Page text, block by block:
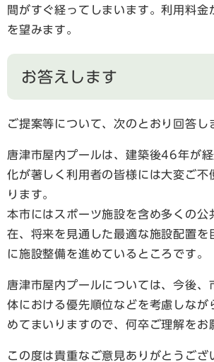
間がすぐ経ってしまいます。利用料金
を望みます。
お答えします
ご提案等について、次のとおり回答し
唐津市屋内プールは、建築後46年が
化が著しく利用者の皆様には大変ご不
ります。
本市にはスポーツ施設を含め多くの公
在、将来を見通した最適な施設配置を
に施設整備を進めているところです。
唐津市屋内プールについては、今後、
体における優先順位などを考慮しなが
めてまいりますので、何卒ご理解をお
この度は貴重なご意見ありがとうござ